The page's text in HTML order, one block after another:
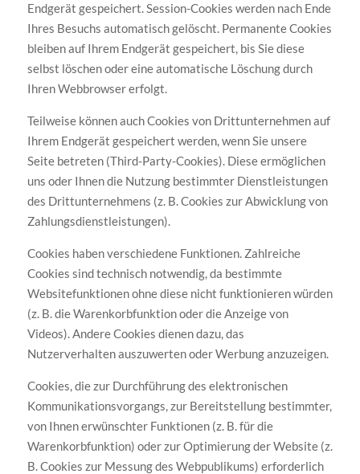
Endgerät gespeichert. Session-Cookies werden nach Ende
Ihres Besuchs automatisch gelöscht. Permanente Cookies
bleiben auf Ihrem Endgerät gespeichert, bis Sie diese
selbst löschen oder eine automatische Löschung durch
Ihren Webbrowser erfolgt.
Teilweise können auch Cookies von Drittunternehmen auf
Ihrem Endgerät gespeichert werden, wenn Sie unsere
Seite betreten (Third-Party-Cookies). Diese ermöglichen
uns oder Ihnen die Nutzung bestimmter Dienstleistungen
des Drittunternehmens (z. B. Cookies zur Abwicklung von
Zahlungsdienstleistungen).
Cookies haben verschiedene Funktionen. Zahlreiche
Cookies sind technisch notwendig, da bestimmte
Websitefunktionen ohne diese nicht funktionieren würden
(z. B. die Warenkorbfunktion oder die Anzeige von
Videos). Andere Cookies dienen dazu, das
Nutzerverhalten auszuwerten oder Werbung anzuzeigen.
Cookies, die zur Durchführung des elektronischen
Kommunikationsvorgangs, zur Bereitstellung bestimmter,
von Ihnen erwünschter Funktionen (z. B. für die
Warenkorbfunktion) oder zur Optimierung der Website (z.
B. Cookies zur Messung des Webpublikums) erforderlich